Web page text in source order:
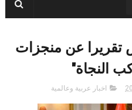
تقريرا عن منجزات
النجاة"
اخبار عربية وعالمية